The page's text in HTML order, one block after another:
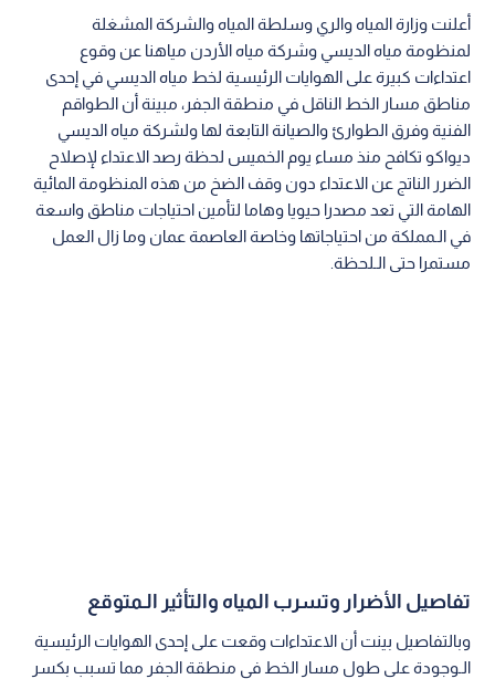
أعلنت وزارة المياه والري وسلطة المياه والشركة المشغلة
لمنظومة مياه الديسي وشركة مياه الأردن مياهنا عن وقوع
اعتداءات كبيرة على الهوايات الرئيسية لخط مياه الديسي في إحدى
مناطق مسار الخط الناقل في منطقة الجفر، مبينة أن الطواقم
الفنية وفرق الطوارئ والصيانة التابعة لها ولشركة مياه الديسي
ديواكو تكافح منذ مساء يوم الخميس لحظة رصد الاعتداء لإصلاح
الضرر الناتج عن الاعتداء دون وقف الضخ من هذه المنظومة المائية
الهامة التي تعد مصدرا حيويا وهاما لتأمين احتياجات مناطق واسعة
في الـمملكة من احتياجاتها وخاصة العاصمة عمان وما زال العمل
مستمرا حتى الـلحظة.
تفاصيل الأضرار وتسرب المياه والتأثير الـمتوقع
وبالتفاصيل بينت أن الاعتداءات وقعت على إحدى الهوايات الرئيسية
الـوجودة على طول مسار الخط في منطقة الجفر مما تسبب بكسر